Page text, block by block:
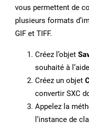
vous permettent de
plusieurs formats
GIF et TIFF.
Créez l’objet
souhaité à
Créez un objet
convertir SXC
Appelez la
l’instance de